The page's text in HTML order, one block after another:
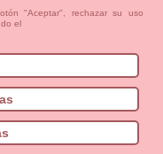
Mamas & Papas
TALLAS
del sitio
"Aceptar", rechazar su uso
el